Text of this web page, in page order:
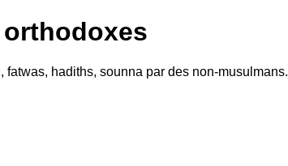
hadiths, sounna par des non-musulmans.